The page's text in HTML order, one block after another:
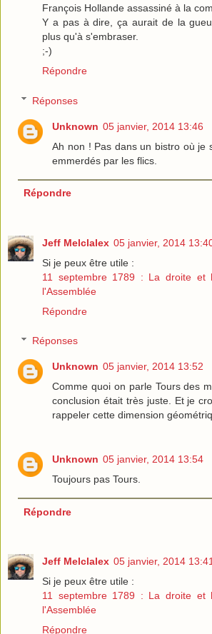
François Hollande assassiné à la
Y a pas à dire, ça aurait de la
plus qu'à s'embraser.
;-)
Répondre
Réponses
Unknown 05 janvier, 2014 13:46
Ah non ! Pas dans un bistro où je
emmerdés par les flics.
Répondre
Jeff Melclalex 05 janvier, 2014
Si je peux être utile :
11 septembre 1789 : La droite et
l'Assemblée
Répondre
Réponses
Unknown 05 janvier, 2014 13:52
Comme quoi on parle Tours des
conclusion était très juste. Et je
rappeler cette dimension
Unknown 05 janvier, 2014 13:54
Toujours pas Tours.
Répondre
Jeff Melclalex 05 janvier, 2014
Si je peux être utile :
11 septembre 1789 : La droite et
l'Assemblée
Répondre